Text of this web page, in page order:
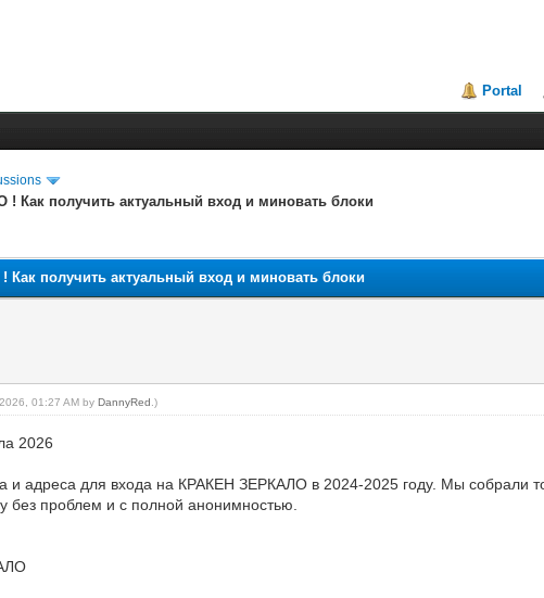
Portal
Как получить актуальный вход и миновать блоки
получить актуальный вход и миновать блоки
01:27 AM byDannyRed .)
2026
и адреса для входа на КРАКЕН ЗЕРКАЛО в 2024-2025 году. Мы собрали
без проблем и с полной анонимностью.